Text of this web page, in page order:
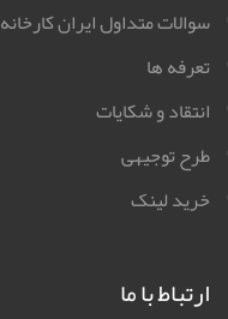
سوالات متداول ایران کارخانه
تعرفه ها
انتقاد و شکایات
طرح توجیهی
خرید لینک
ارتباط با ما